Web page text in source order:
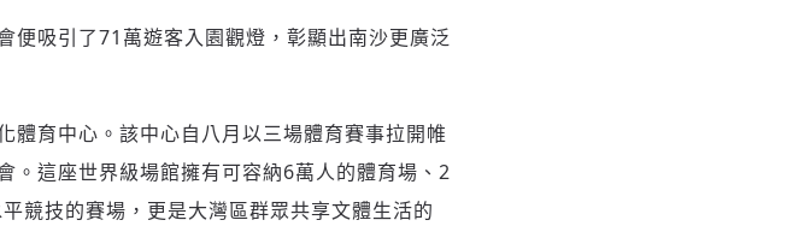
便吸引了71萬遊客入園觀燈，彰顯出南沙更廣泛
體育中心。該中心自八月以三場體育賽事拉開帷
這座世界級場館擁有可容納6萬人的體育場、2
競技的賽場，更是大灣區群眾共享文體生活的